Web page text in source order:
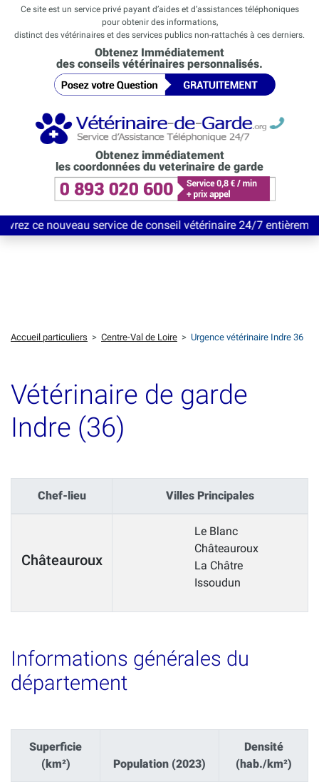
Ce site est un service privé payant d’aides et d’assistances téléphoniques
pour obtenir des informations,
distinct des vétérinaires et des services publics non-rattachés à ces derniers.
Obtenez Immédiatement
des conseils vétérinaires personnalisés.
Obtenez immédiatement
les coordonnées du veterinaire de garde
service de conseil vétérinaire 24/7 entièrement Gratuit
Accueil particuliers > Centre-Val de Loire > Urgence vétérinaire Indre 36
Vétérinaire de garde
Indre (36)
Chef-lieu Villes Principales
Châteauroux
Le Blanc
Châteauroux
La Châtre
Issoudun
Informations générales du
département
Superficie
(km²)
Population (2023)
Densité
(hab./km²)